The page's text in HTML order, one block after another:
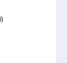
)